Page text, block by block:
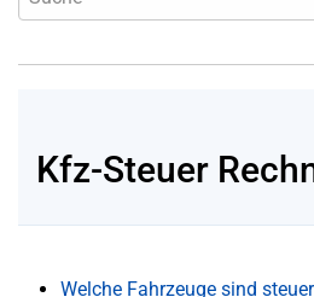
Kfz-Steuer
Welche Fahrzeuge sind